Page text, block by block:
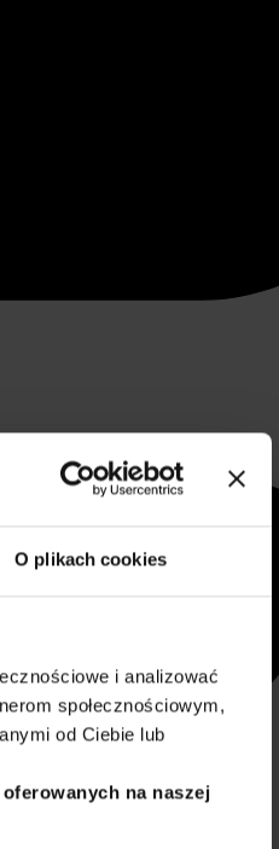
O plikach cookies
i analizować
społecznościowym,
od Ciebie lub
na naszej